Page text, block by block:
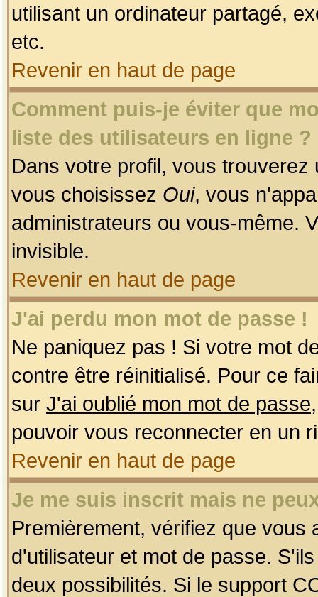
utilisant un ordinateur partagé,
etc.
Revenir en haut de page
Comment puis-je éviter que
liste des utilisateurs en ligne ?
Dans votre profil, vous
vous choisissez Oui, vous
administrateurs ou vous-même.
invisible.
Revenir en haut de page
J'ai perdu mon mot de passe !
Ne paniquez pas ! Si votre mot
contre être réinitialisé. Pour ce
sur J'ai oublié mon mot de passe
pouvoir vous reconnecter en un
Revenir en haut de page
Je me suis inscrit mais ne
Premièrement, vérifiez que
d'utilisateur et mot de passe.
deux possibilités. Si le support